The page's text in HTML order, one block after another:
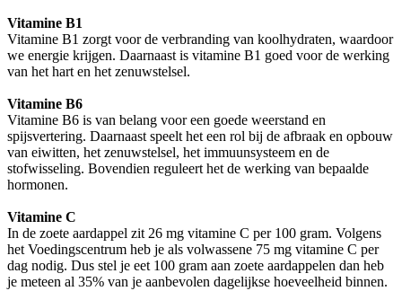
Vitamine B1
Vitamine B1 zorgt voor de verbranding van koolhydraten, waardoor
we energie krijgen. Daarnaast is vitamine B1 goed voor de werking
van het hart en het zenuwstelsel.
Vitamine B6
Vitamine B6 is van belang voor een goede weerstand en
spijsvertering. Daarnaast speelt het een rol bij de afbraak en opbouw
van eiwitten, het zenuwstelsel, het immuunsysteem en de
stofwisseling. Bovendien reguleert het de werking van bepaalde
hormonen.
Vitamine C
In de zoete aardappel zit 26 mg vitamine C per 100 gram. Volgens
het Voedingscentrum heb je als volwassene 75 mg vitamine C per
dag nodig. Dus stel je eet 100 gram aan zoete aardappelen dan heb
je meteen al 35% van je aanbevolen dagelijkse hoeveelheid binnen.